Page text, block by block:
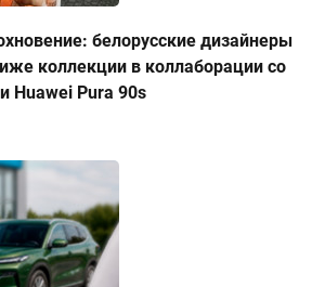
белорусские дизайнеры
коллекции в коллаборации со
Huawei Pura 90s